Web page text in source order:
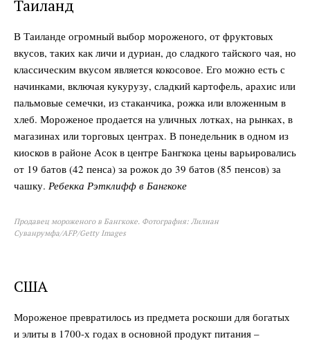
Таиланд
В Таиланде огромный выбор мороженого, от фруктовых
вкусов, таких как личи и дуриан, до сладкого тайского чая, но
классическим вкусом является кокосовое. Его можно есть с
начинками, включая кукурузу, сладкий картофель, арахис или
пальмовые семечки, из стаканчика, рожка или вложенным в
хлеб. Мороженое продается на уличных лотках, на рынках, в
магазинах или торговых центрах. В понедельник в одном из
киосков в районе Асок в центре Бангкока цены варьировались
от 19 батов (42 пенса) за рожок до 39 батов (85 пенсов) за
чашку. Ребекка Рэтклифф в Бангкоке
Продавец мороженого в Бангкоке. Фотография: Лилиан
Суванрумфа/AFP/Getty Images
США
Мороженое превратилось из предмета роскоши для богатых
и элиты в 1700-х годах в основной продукт питания –